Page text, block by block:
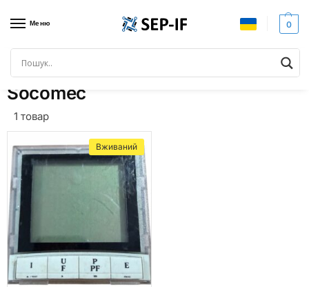
Меню 0
Головна
Socomec
1 товар
Вживаний